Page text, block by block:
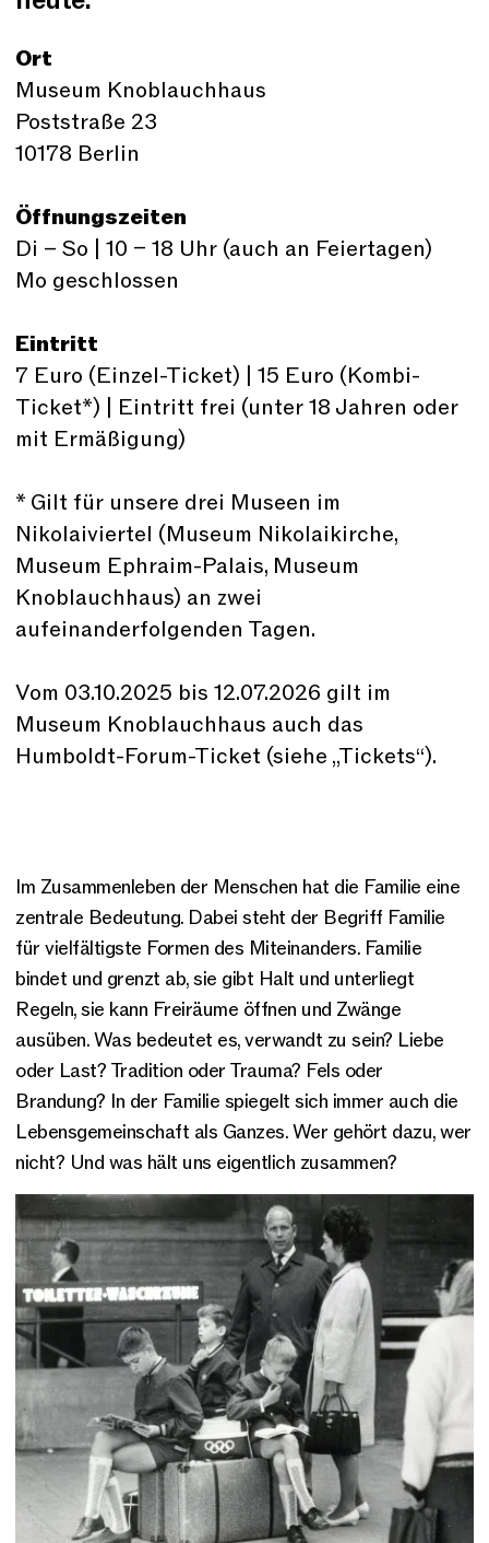
Ort
Museum Knoblauchhaus
Poststraße 23
10178 Berlin
Öffnungszeiten
Di – So | 10 – 18 Uhr (auch an Feiertagen)
Mo geschlossen
Eintritt
7 Euro (Einzel-Ticket) | 15 Euro (Kombi-
Ticket*) | Eintritt frei (unter 18 Jahren oder
mit Ermäßigung)
* Gilt für unsere drei Museen im
Nikolaiviertel (Museum Nikolaikirche,
Museum Ephraim-Palais, Museum
Knoblauchhaus) an zwei
aufeinanderfolgenden Tagen.
Vom 03.10.2025 bis 12.07.2026 gilt im
Museum Knoblauchhaus auch das
Humboldt-Forum-Ticket (siehe „Tickets“).
Im Zusammenleben der Menschen hat die Familie eine
zentrale Bedeutung. Dabei steht der Begriff Familie
für vielfältigste Formen des Miteinanders. Familie
bindet und grenzt ab, sie gibt Halt und unterliegt
Regeln, sie kann Freiräume öffnen und Zwänge
ausüben. Was bedeutet es, verwandt zu sein? Liebe
oder Last? Tradition oder Trauma? Fels oder
Brandung? In der Familie spiegelt sich immer auch die
Lebensgemeinschaft als Ganzes. Wer gehört dazu, wer
nicht? Und was hält uns eigentlich zusammen?